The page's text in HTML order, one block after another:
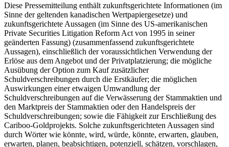
Diese Pressemitteilung enthält zukunftsgerichtete Informationen (im
Sinne der geltenden kanadischen Wertpapiergesetze) und
zukunftsgerichtete Aussagen (im Sinne des US-amerikanischen
Private Securities Litigation Reform Act von 1995 in seiner
geänderten Fassung) (zusammenfassend zukunftsgerichtete
Aussagen), einschließlich der voraussichtlichen Verwendung der
Erlöse aus dem Angebot und der Privatplatzierung; die mögliche
Ausübung der Option zum Kauf zusätzlicher
Schuldverschreibungen durch die Erstkäufer; die möglichen
Auswirkungen einer etwaigen Umwandlung der
Schuldverschreibungen auf die Verwässerung der Stammaktien und
den Marktpreis der Stammaktien oder den Handelspreis der
Schuldverschreibungen; sowie die Fähigkeit zur Erschließung des
Cariboo-Goldprojekts. Solche zukunftsgerichteten Aussagen sind
durch Wörter wie könnte, wird, würde, könnte, erwarten, glauben,
erwarten, planen, beabsichtigen, potenziell, schätzen, vorschlagen,